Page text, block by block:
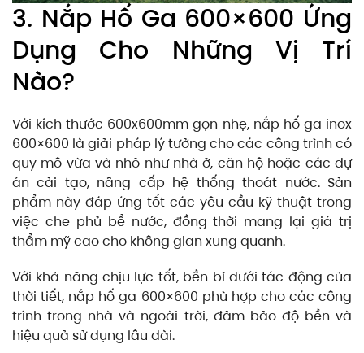
3. Nắp Hố Ga 600×600 Ứng
Dụng Cho Những Vị Trí
Nào?
Với kích thước 600x600mm gọn nhẹ, nắp hố ga inox
600×600 là giải pháp lý tưởng cho các công trình có
quy mô vừa và nhỏ như nhà ở, căn hộ hoặc các dự
án cải tạo, nâng cấp hệ thống thoát nước. Sản
phẩm này đáp ứng tốt các yêu cầu kỹ thuật trong
việc che phủ bể nước, đồng thời mang lại giá trị
thẩm mỹ cao cho không gian xung quanh.
Với khả năng chịu lực tốt, bền bỉ dưới tác động của
thời tiết, nắp hố ga 600×600 phù hợp cho các công
trình trong nhà và ngoài trời, đảm bảo độ bền và
hiệu quả sử dụng lâu dài.